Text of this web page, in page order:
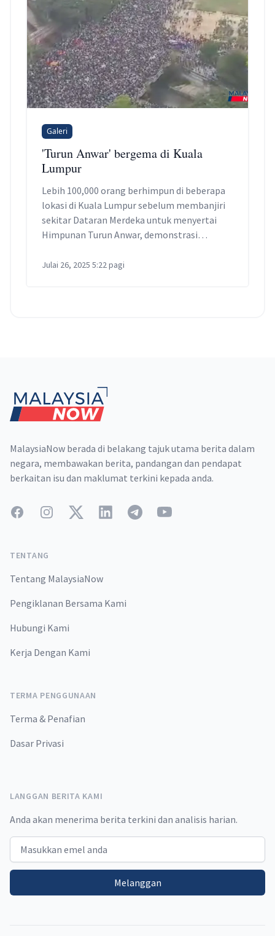
Galeri
'Turun Anwar' bergema di Kuala
Lumpur
Lebih 100,000 orang berhimpun di beberapa
lokasi di Kuala Lumpur sebelum membanjiri
sekitar Dataran Merdeka untuk menyertai
Himpunan Turun Anwar, demonstrasi
perdana menteri sejak era Najib Razak.
Julai 26, 2025 5:22 pagi
MalaysiaNow berada di belakang tajuk utama berita dalam
negara, membawakan berita, pandangan dan pendapat
berkaitan isu dan maklumat terkini kepada anda.
FacebookInstagramTwitterLinkedInTelegramYouTube
TENTANG
Tentang MalaysiaNow
Pengiklanan Bersama Kami
Hubungi Kami
Kerja Dengan Kami
TERMA PENGGUNAAN
Terma & Penafian
Dasar Privasi
LANGGAN BERITA KAMI
Anda akan menerima berita terkini dan analisis harian.
Email address
Melanggan